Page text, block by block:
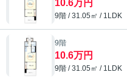
10.6万円
9階 / 31.05㎡ / 1LDK
9階
10.6万円
9階 / 31.05㎡ / 1LDK